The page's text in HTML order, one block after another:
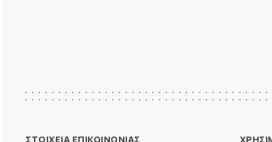
ΣΤΟΙΧΕΙΑ ΕΠΙΚΟΙΝΩΝΙΑΣ